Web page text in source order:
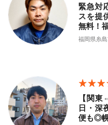
緊急対
スを提
無料！
福岡県糸
【関
日・深
便も◎